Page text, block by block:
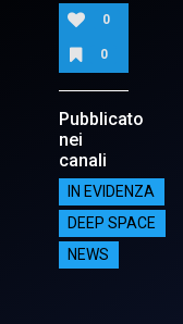
0
0
Pubblicato
nei
canali
IN EVIDENZA
DEEP SPACE
NEWS